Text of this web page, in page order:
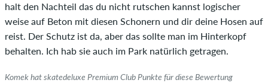
halt den Nachteil das du nicht rutschen kannst logischer
weise auf Beton mit diesen Schonern und dir deine Hosen auf
reist. Der Schutz ist da, aber das sollte man im Hinterkopf
behalten. Ich hab sie auch im Park natürlich getragen.
Komek hat skatedeluxe Premium Club Punkte für diese Bewertung